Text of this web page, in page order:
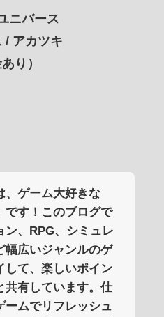
ニバース
/ アカツキ
り）
、ゲーム大好きな
です！このブログで
ン、RPG、シミュレ
幅広いジャンルのゲ
して、楽しいポイン
共有しています。仕
ームでリフレッシュ